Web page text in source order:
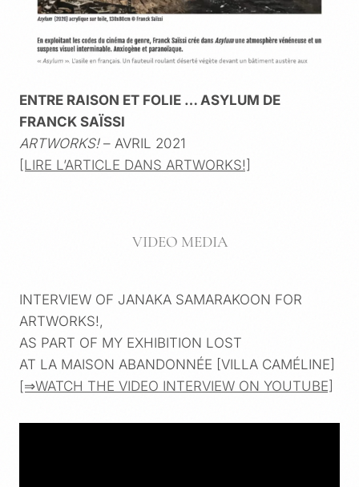
ENTRE RAISON ET FOLIE … ASYLUM DE
FRANCK SAÏSSI
ARTWORKS! – AVRIL 2021
[LIRE L’ARTICLE DANS ARTWORKS!]
VIDEO MEDIA
INTERVIEW OF JANAKA SAMARAKOON FOR
ARTWORKS!,
AS PART OF MY EXHIBITION LOST
AT LA MAISON ABANDONNÉE [VILLA CAMÉLINE]
[⇒WATCH THE VIDEO INTERVIEW ON YOUTUBE]